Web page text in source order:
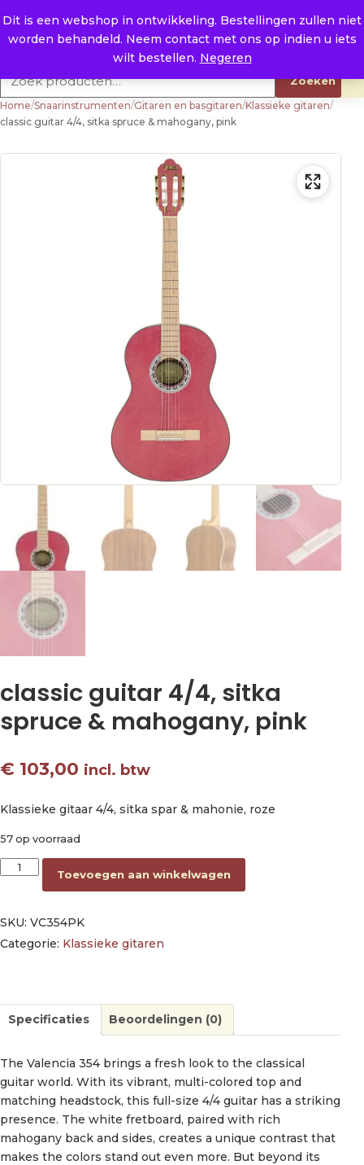
Dit is een webshop in ontwikkeling. Bestellingen zullen niet
worden behandeld. Neem contact met ons op indien u iets
wilt bestellen. Negeren
E. info@raysland.nl
Productcategorieën
Zoeken
Home/Snaarinstrumenten/Gitaren en basgitaren/Klassieke gitaren/
classic guitar 4/4, sitka spruce & mahogany, pink
classic guitar 4/4, sitka
spruce & mahogany, pink
€ 103,00 incl. btw
Klassieke gitaar 4/4, sitka spar & mahonie, roze
57 op voorraad
classic guitar 4/4, sitka spruce & mahogany, pink aantal
Toevoegen aan winkelwagen
SKU: VC354PK
Categorie: Klassieke gitaren
Specificaties Beoordelingen (0)
The Valencia 354 brings a fresh look to the classical
guitar world. With its vibrant, multi-colored top and
matching headstock, this full-size 4/4 guitar has a striking
presence. The white fretboard, paired with rich
mahogany back and sides, creates a unique contrast that
makes the colors stand out even more. But beyond its